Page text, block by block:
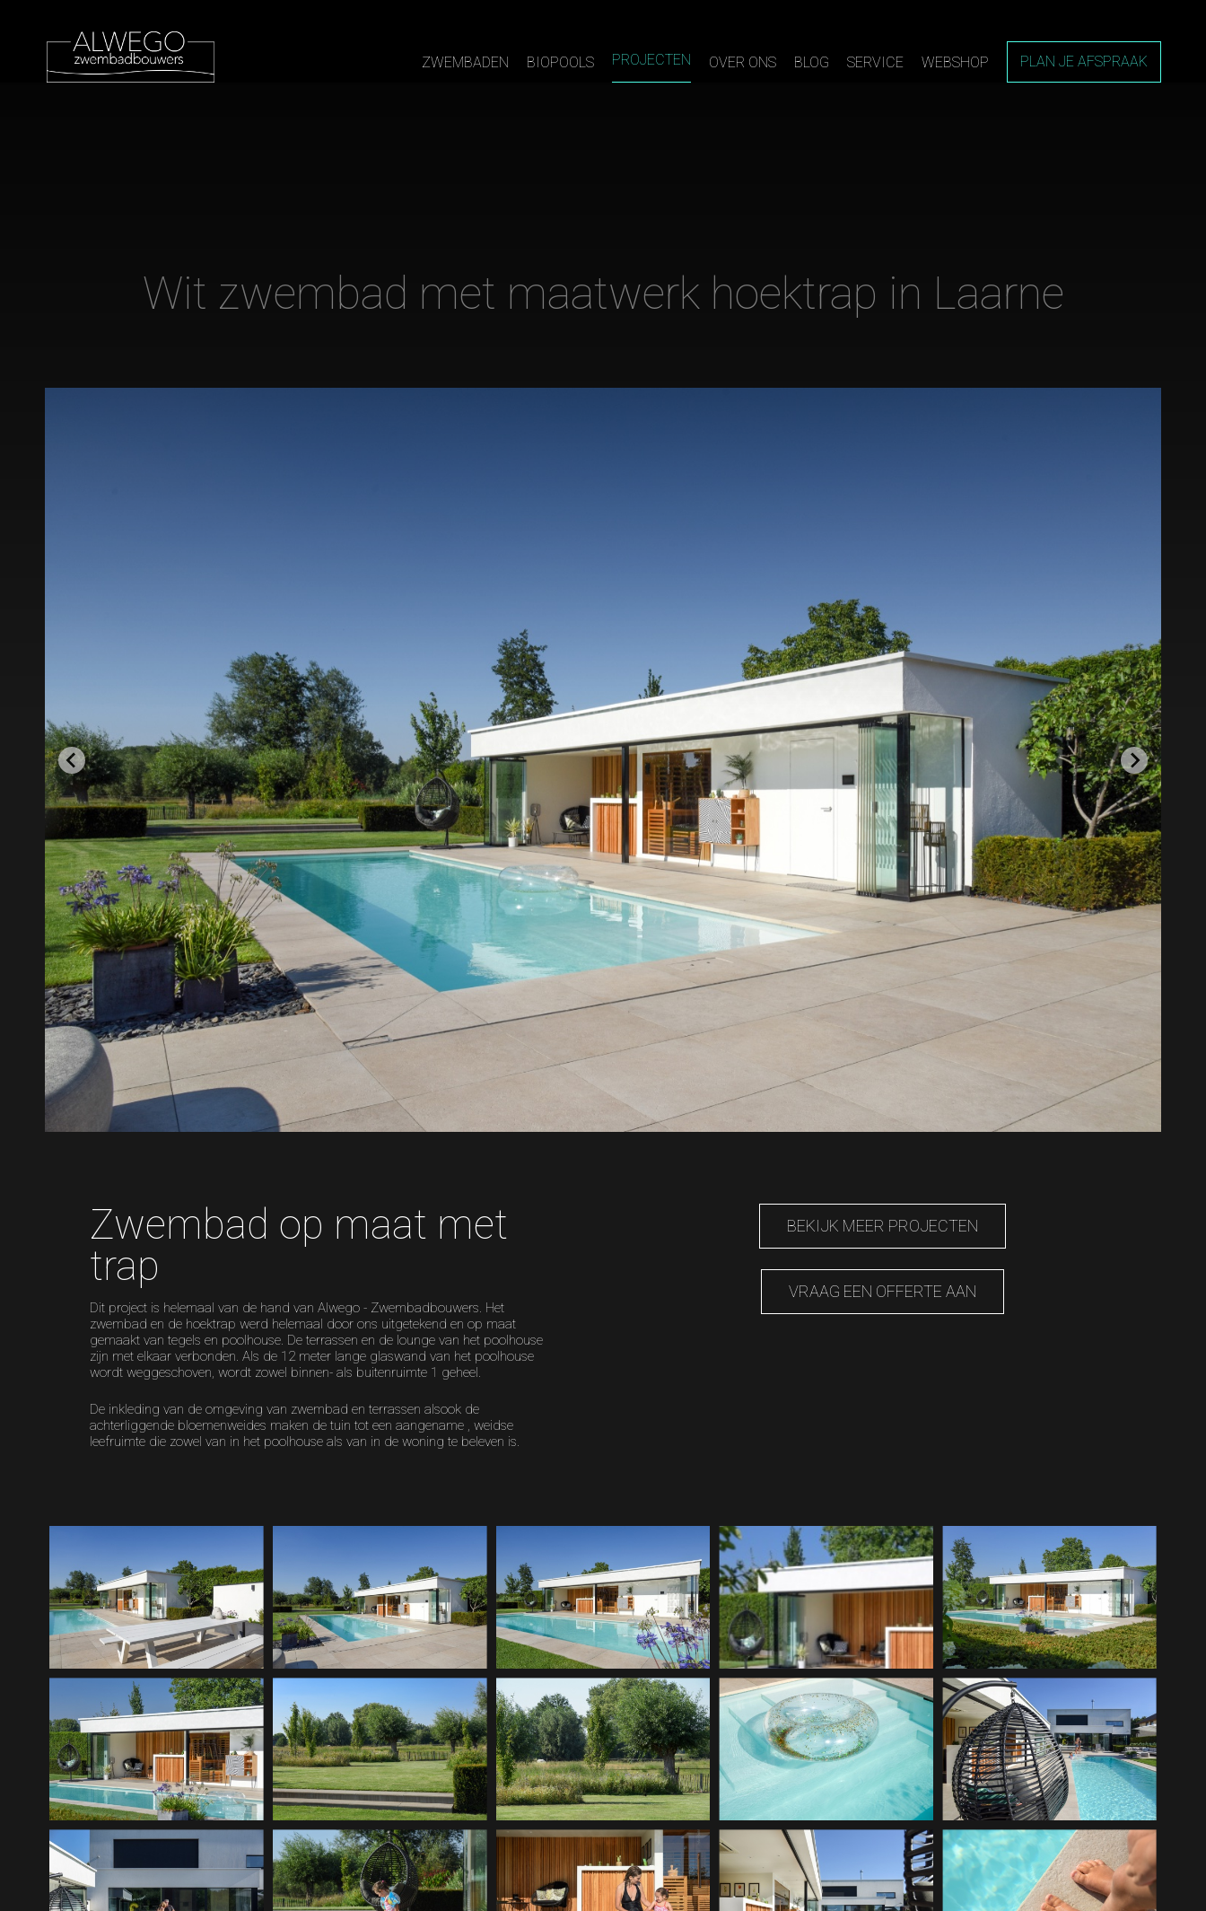
ZWEMBADEN BIOPOOLS PROJECTEN OVER ONS BLOG SERVICE WEBSHOP PLAN JE AFSPRAAK
Wit zwembad met maatwerk hoektrap in Laarne
Zwembad op maat met
trap
Dit project is helemaal van de hand van Alwego - Zwembadbouwers. Het
zwembad en de hoektrap werd helemaal door ons uitgetekend en op maat
gemaakt van tegels en poolhouse. De terrassen en de lounge van het poolhouse
zijn met elkaar verbonden. Als de 12 meter lange glaswand van het poolhouse
wordt weggeschoven, wordt zowel binnen- als buitenruimte 1 geheel.
De inkleding van de omgeving van zwembad en terrassen alsook de
achterliggende bloemenweides maken de tuin tot een aangename , weidse
leefruimte die zowel van in het poolhouse als van in de woning te beleven is.
BEKIJK MEER PROJECTEN
VRAAG EEN OFFERTE AAN